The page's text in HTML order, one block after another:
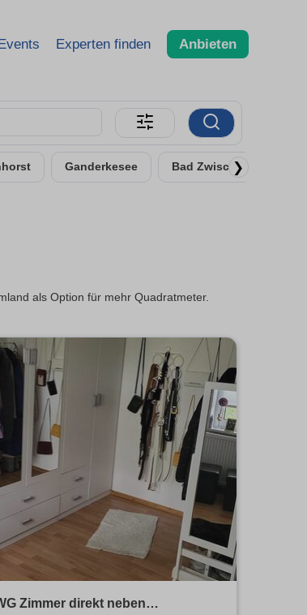
Experten finden Anbieten
Ganderkesee Bad Zwischenahn
❯
als Option für mehr Quadratmeter.
Zimmer direkt neben